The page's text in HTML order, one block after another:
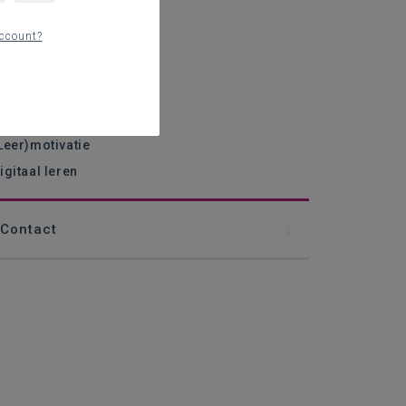
met effect
leren
Contact